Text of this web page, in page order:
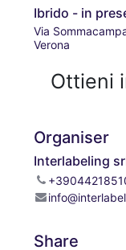
Ibrido - in
Via
Verona
Ottieni
Organiser
Interlabeling
Share